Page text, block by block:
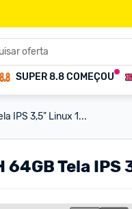
SUPER 8.8 COMEÇOU
IPS 3,5" Linux 1...
Tela